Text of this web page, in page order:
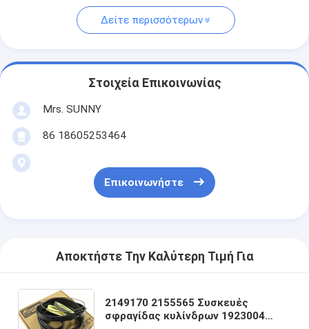
Δείτε περισσότερων
Στοιχεία Επικοινωνίας
Mrs. SUNNY
86 18605253464
Επικοινωνήστε
Αποκτήστε Την Καλύτερη Τιμή Για
2149170 2155565 Συσκευές
σφραγίδας κυλίνδρων 1923004